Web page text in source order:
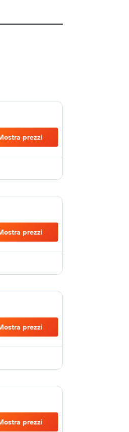
prezzi
prezzi
prezzi
prezzi